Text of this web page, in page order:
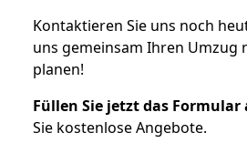
Kontaktieren Sie uns noch
uns gemeinsam Ihren Umzug
planen!
Füllen Sie jetzt das Formular
Sie kostenlose Angebote.